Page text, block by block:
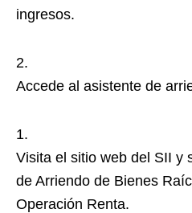
ingresos.
Accede al asistente de
Visita el sitio web del SII y
de Arriendo de Bienes
Operación Renta.